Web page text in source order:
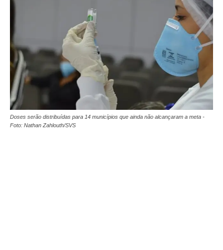
Doses serão distribuídas para 14 municípios que ainda não alcançaram a meta -
Foto: Nathan Zahlouth/SVS